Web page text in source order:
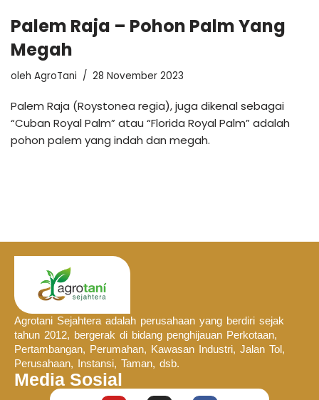
Palem Raja – Pohon Palm Yang
Megah
oleh AgroTani 28 November 2023
Palem Raja (Roystonea regia), juga dikenal sebagai
“Cuban Royal Palm” atau “Florida Royal Palm” adalah
pohon palem yang indah dan megah.
Agrotani Sejahtera adalah perusahaan yang berdiri sejak
tahun 2012, bergerak di bidang penghijauan Perkotaan,
Pertambangan, Perumahan, Kawasan Industri, Jalan Tol,
Perusahaan, Instansi, Taman, dsb.
Media Sosial